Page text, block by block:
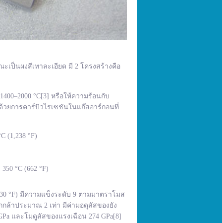
ป็นผงสีเทาละเอียด มี 2 โครงสร้างคือ
°C[3] หรือให้ความร้อนกับ
วยการคาร์บิวไรเซชันในแก๊สอาร์กอนที่
(1,238 °F)
°C (662 °F)
°F) มีความแข็งระดับ 9 ตามมาตราโมส
กล้าประมาณ 2 เท่า มีค่ามอดุลัสของยัง
และโมดูลัสของแรงเฉือน 274 GPa[8]